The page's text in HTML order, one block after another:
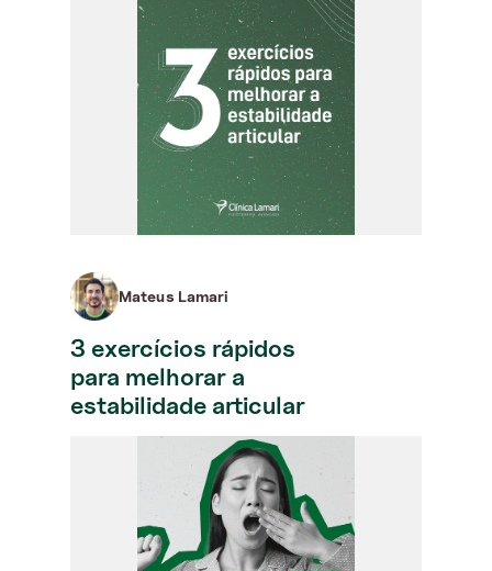
Mateus Lamari
3 exercícios rápidos
para melhorar a
estabilidade articular